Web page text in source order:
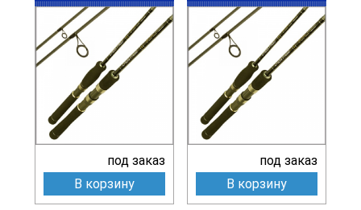
под заказ
В корзину
под заказ
В корзину